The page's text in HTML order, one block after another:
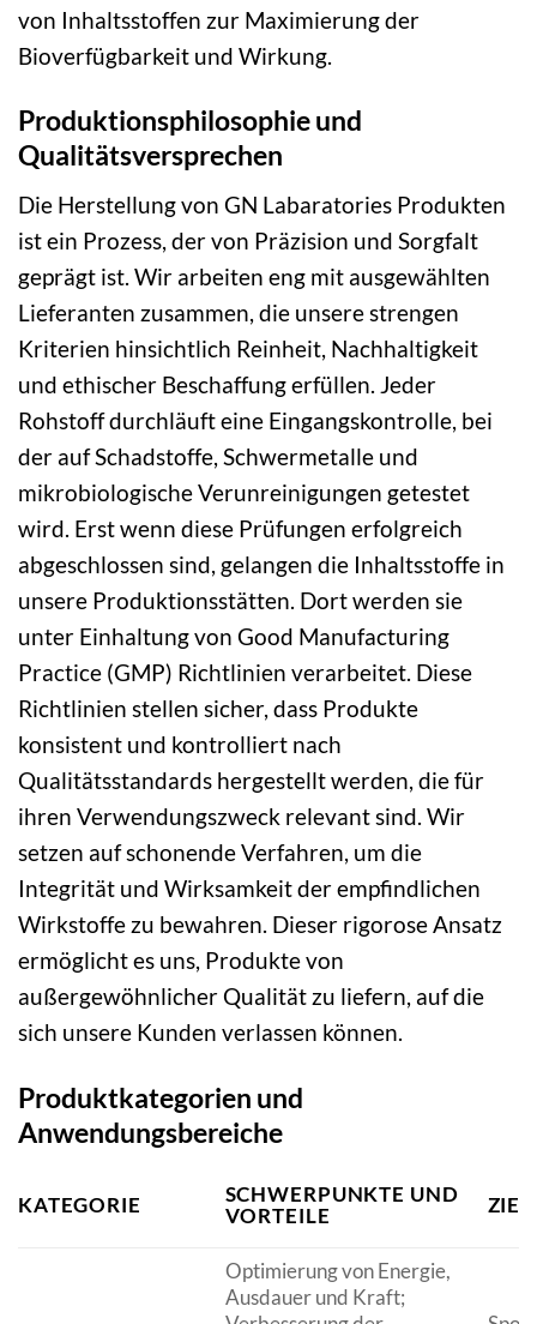
von Inhaltsstoffen zur Maximierung der
Bioverfügbarkeit und Wirkung.
Produktionsphilosophie und
Qualitätsversprechen
Die Herstellung von GN Labaratories Produkten
ist ein Prozess, der von Präzision und Sorgfalt
geprägt ist. Wir arbeiten eng mit ausgewählten
Lieferanten zusammen, die unsere strengen
Kriterien hinsichtlich Reinheit, Nachhaltigkeit
und ethischer Beschaffung erfüllen. Jeder
Rohstoff durchläuft eine Eingangskontrolle, bei
der auf Schadstoffe, Schwermetalle und
mikrobiologische Verunreinigungen getestet
wird. Erst wenn diese Prüfungen erfolgreich
abgeschlossen sind, gelangen die Inhaltsstoffe in
unsere Produktionsstätten. Dort werden sie
unter Einhaltung von Good Manufacturing
Practice (GMP) Richtlinien verarbeitet. Diese
Richtlinien stellen sicher, dass Produkte
konsistent und kontrolliert nach
Qualitätsstandards hergestellt werden, die für
ihren Verwendungszweck relevant sind. Wir
setzen auf schonende Verfahren, um die
Integrität und Wirksamkeit der empfindlichen
Wirkstoffe zu bewahren. Dieser rigorose Ansatz
ermöglicht es uns, Produkte von
außergewöhnlicher Qualität zu liefern, auf die
sich unsere Kunden verlassen können.
Produktkategorien und
Anwendungsbereiche
KATEGORIE
SCHWERPUNKTE UND
VORTEILE
Optimierung von Energie,
Ausdauer und Kraft;